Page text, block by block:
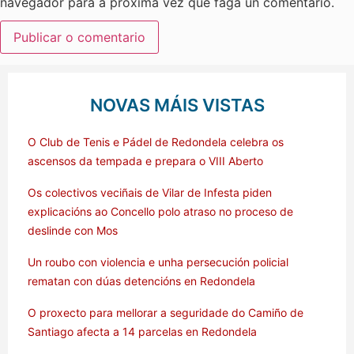
NOVAS MÁIS VISTAS
O Club de Tenis e Pádel de Redondela celebra os
ascensos da tempada e prepara o VIII Aberto
Os colectivos veciñais de Vilar de Infesta piden
explicacións ao Concello polo atraso no proceso de
deslinde con Mos
Un roubo con violencia e unha persecución policial
rematan con dúas detencións en Redondela
O proxecto para mellorar a seguridade do Camiño de
Santiago afecta a 14 parcelas en Redondela